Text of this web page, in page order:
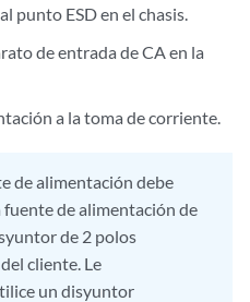
punto ESD en el chasis.
de entrada de CA en la
a la toma de corriente.
de alimentación debe
fuente de alimentación de
de 2 polos
cliente. Le
un disyuntor